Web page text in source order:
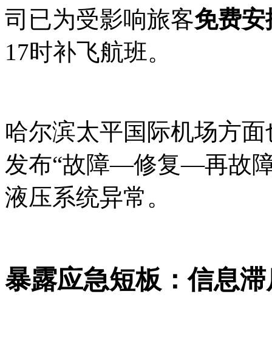
司已为受影响旅客免费
17时补飞航班。
哈尔滨太平国际机场方
发布“故障—修复—再故
液压系统异常。
暴露应急短板：信息